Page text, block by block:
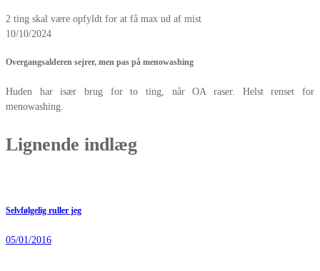
2 ting skal være opfyldt for at få max ud af mist
10/10/2024
Overgangsalderen sejrer, men pas på menowashing
Huden har især brug for to ting, når OA raser. Helst renset for
menowashing.
Lignende indlæg
Selvfølgelig ruller jeg
05/01/2016